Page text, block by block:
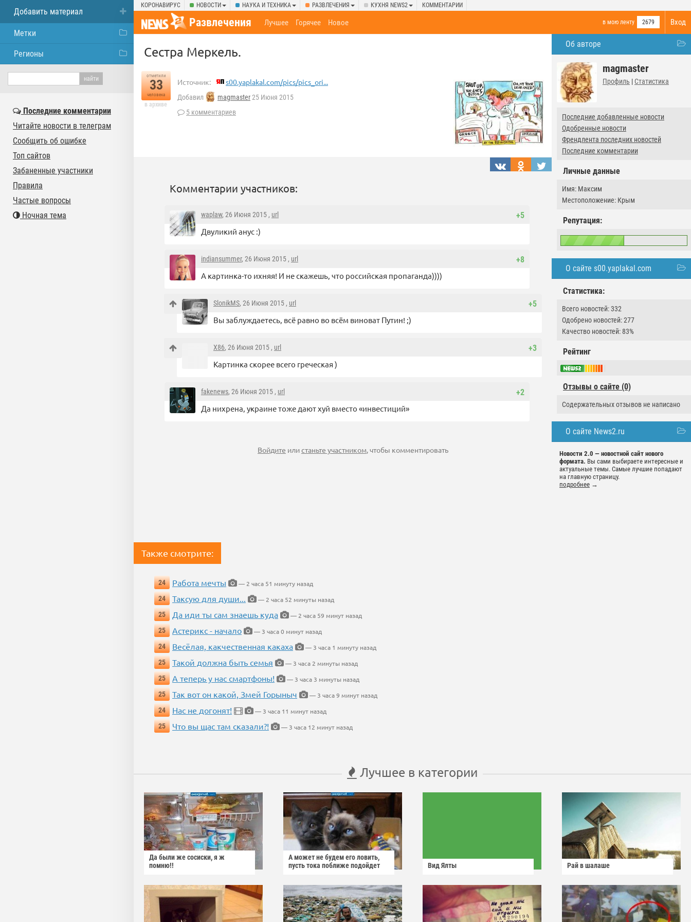
КОРОНАВИРУС НОВОСТИ НАУКА И ТЕХНИКА РАЗВЛЕЧЕНИЯ КУХНЯ NEWS2 КОММЕНТАРИИ
Вход
Развлечения в мою ленту 2679
Лучшее Горячее Новое
Об авторе
magmaster
Профиль | Статистика
Последние добавленные новости
Одобренные новости
Френдлента последних новостей
Последние комментарии
Личные данные
Имя: Максим
Местоположение: Крым
Репутация:
О сайте s00.yaplakal.com
Статистика:
Всего новостей: 332
Одобрено новостей: 277
Качество новостей: 83%
Рейтинг
Отзывы о сайте (0)
Содержательных отзывов не написано
О сайте News2.ru
Новости 2.0 — новостной сайт нового
формата. Вы сами выбираете интересные и
актуальные темы. Самые лучшие попадают
на главную страницу.
подробнее →
Сестра Меркель.
отметили
33
человека
в архиве
Источник: s00.yaplakal.com/pics/pics_ori...
Добавил magmaster25 Июня 2015
5 комментариев
Комментарии участников:
+5
waplaw, 26 Июня 2015 , url
Двуликий анус :)
+8
indiansummer, 26 Июня 2015 , url
А картинка-то ихняя! И не скажешь, что российская пропаганда))))
+5
SlonikMS, 26 Июня 2015 , url
Вы заблуждаетесь, всё равно во всём виноват Путин! ;)
+3
X86, 26 Июня 2015 , url
Картинка скорее всего греческая )
+2
fakenews, 26 Июня 2015 , url
Да нихрена, украине тоже дают хуй вместо «инвестиций»
Войдите илистаньте участником, чтобы комментировать
Также смотрите:
24 Работа мечты
— 2 часа 51 минуту назад
24
Таксую для души...
— 2 часа 52 минуты назад
25
Да иди ты сам знаешь куда
— 2 часа 59 минут назад
25
Астерикс - начало
— 3 часа 0 минут назад
24
Весёлая, какчественная какаха
— 3 часа 1 минуту назад
25
Такой должна быть семья
— 3 часа 2 минуты назад
25
А теперь у нас смартфоны!
— 3 часа 3 минуты назад
25
Так вот он какой, Змей Горыныч
— 3 часа 9 минут назад
24
Нас не догонят!
— 3 часа 11 минут назад
25
Что вы щас там сказали?! — 3 часа 12 минут назад
Лучшее в категории
Да были же сосиски, я ж
помню!!
А может не будем его ловить,
пусть тока поближе подойдет
Вид Ялты Рай в шалаше
Добавить материал
Метки
Регионы
Последние комментарии
Читайте новости в телеграм
Сообщить об ошибке
Топ сайтов
Забаненные участники
Правила
Частые вопросы
Ночная тема